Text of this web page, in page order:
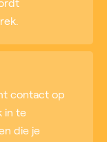
contact op
in te
die je